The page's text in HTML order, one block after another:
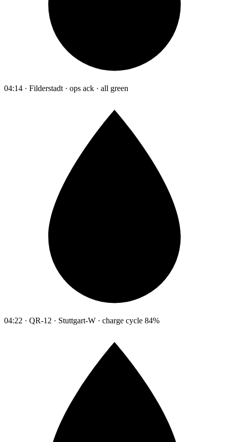
04:14 · Filderstadt · ops ack · all green
04:22 · QR-12 · Stuttgart-W · charge cycle 84%